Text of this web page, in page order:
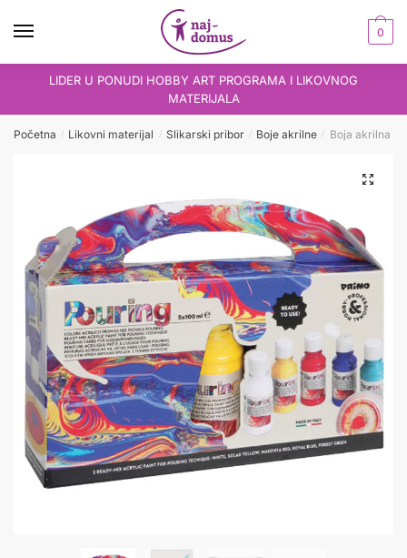
0
LIDER U PONUDI HOBBY ART PROGRAMA I LIKOVNOG
MATERIJALA
Početna / Likovni materijal / Slikarski pribor / Boje akrilne / Boja akrilna